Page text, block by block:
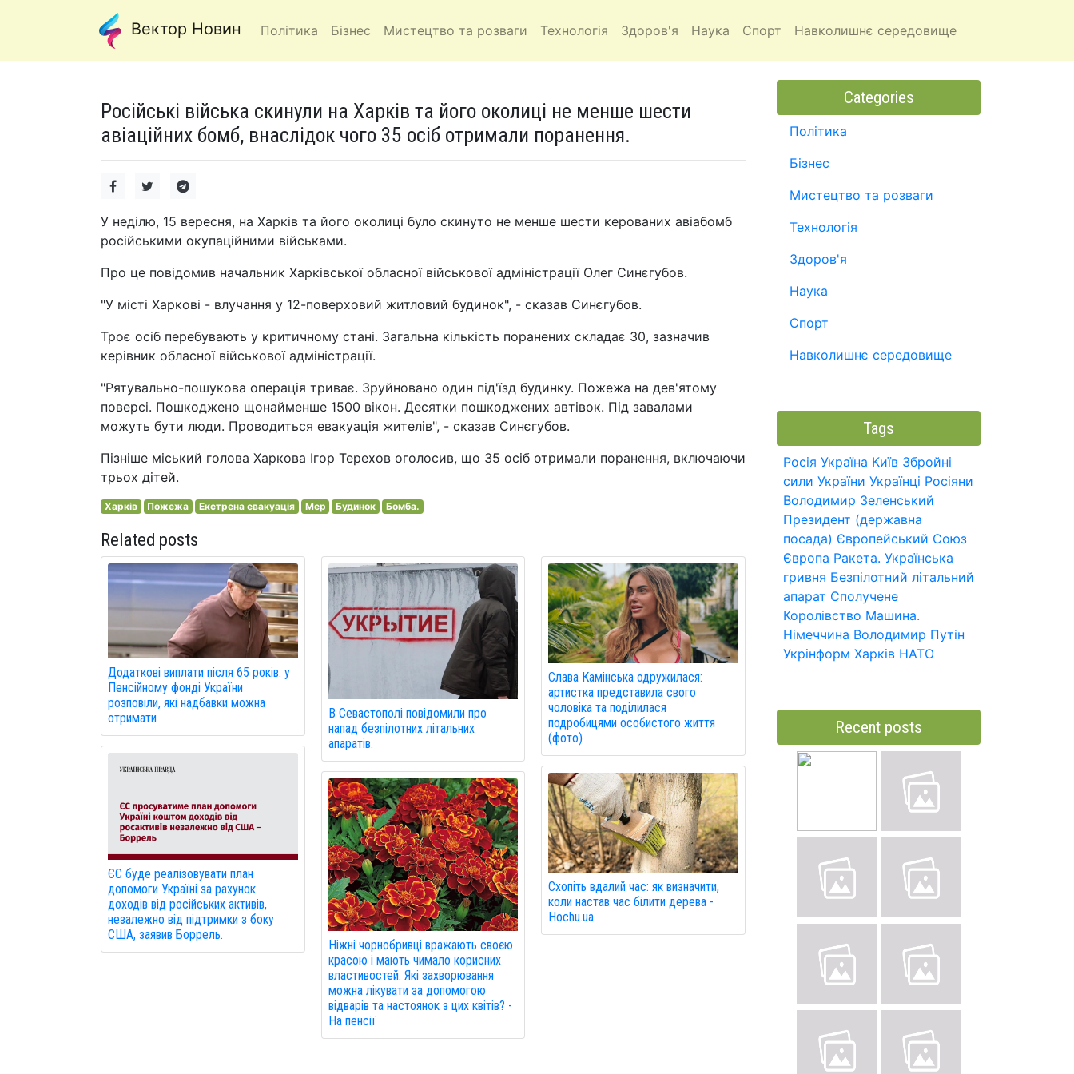
Вектор Новин Політика Бізнес Мистецтво та розваги Технологія Здоров'я Наука Спорт Навколишнє середовище
Російські війська скинули на Харків та його околиці не менше шести
авіаційних бомб, внаслідок чого 35 осіб отримали поранення.
У неділю, 15 вересня, на Харків та його околиці було скинуто не менше шести керованих авіабомб
російськими окупаційними військами.
Про це повідомив начальник Харківської обласної військової адміністрації Олег Синєгубов.
"У місті Харкові - влучання у 12-поверховий житловий будинок", - сказав Синєгубов.
Троє осіб перебувають у критичному стані. Загальна кількість поранених складає 30, зазначив
керівник обласної військової адміністрації.
"Рятувально-пошукова операція триває. Зруйновано один під'їзд будинку. Пожежа на дев'ятому
поверсі. Пошкоджено щонайменше 1500 вікон. Десятки пошкоджених автівок. Під завалами
можуть бути люди. Проводиться евакуація жителів", - сказав Синєгубов.
Пізніше міський голова Харкова Ігор Терехов оголосив, що 35 осіб отримали поранення, включаючи
трьох дітей.
Харків Пожежа Екстрена евакуація Мер Будинок Бомба.
Related posts
Додаткові виплати після 65 років: у
Пенсійному фонді України
розповіли, які надбавки можна
отримати
ЄС буде реалізовувати план
допомоги Україні за рахунок
доходів від російських активів,
незалежно від підтримки з боку
США, заявив Боррель.
В Севастополі повідомили про
напад безпілотних літальних
апаратів.
Ніжні чорнобривці вражають своєю
красою і мають чимало корисних
властивостей. Які захворювання
можна лікувати за допомогою
відварів та настоянок з цих квітів? -
На пенсії
Слава Камінська одружилася:
артистка представила свого
чоловіка та поділилася
подробицями особистого життя
(фото)
Схопіть вдалий час: як визначити,
коли настав час білити дерева -
Hochu.ua
Categories
Політика
Бізнес
Мистецтво та розваги
Технологія
Здоров'я
Наука
Спорт
Навколишнє середовище
Tags
Росія Україна Київ Збройні
сили України Українці Росіяни
Володимир Зеленський
Президент (державна
посада) Європейський Союз
Європа Ракета. Українська
гривня Безпілотний літальний
апарат Сполучене
Королівство Машина.
Німеччина Володимир Путін
Укрінформ Харків НАТО
Recent posts